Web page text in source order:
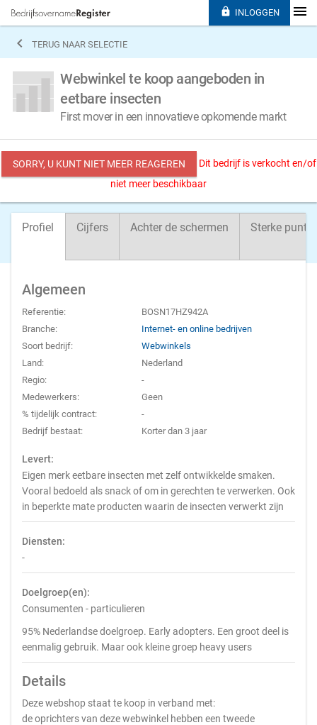
 TERUG NAAR SELECTIE
Webwinkel te koop aangeboden in
eetbare insecten
First mover in een innovatieve opkomende markt
SORRY, U KUNT NIET MEER REAGEREN
Dit bedrijf is verkocht en/of
niet meer beschikbaar
Profiel Cijfers Achter de schermen Sterke
Algemeen
Referentie:
BOSN17HZ942A
Branche:
Internet- en online bedrijven
Soort bedrijf:
Webwinkels
Land:
Nederland
Regio:
-
Medewerkers:
Geen
% tijdelijk contract:
-
Bedrijf bestaat:
Korter dan 3 jaar
Levert:
Eigen merk eetbare insecten met zelf ontwikkelde smaken.
Vooral bedoeld als snack of om in gerechten te verwerken. Ook
in beperkte mate producten waarin de insecten verwerkt zijn
Diensten:
-
Doelgroep(en):
Consumenten - particulieren
95% Nederlandse doelgroep. Early adopters. Een groot deel is
eenmalig gebruik. Maar ook kleine groep heavy users
Details
Deze webshop staat te koop in verband met:
de oprichters van deze webwinkel hebben een tweede
 INLOGGEN